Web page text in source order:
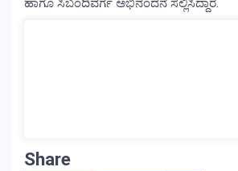
ಹಾಗೂ ಸಿಬಂದಿವರ್ಗ ಅಭಿನಂದನೆ ಸಲ್ಲಿಸಿದ್ದಾರೆ.
Share